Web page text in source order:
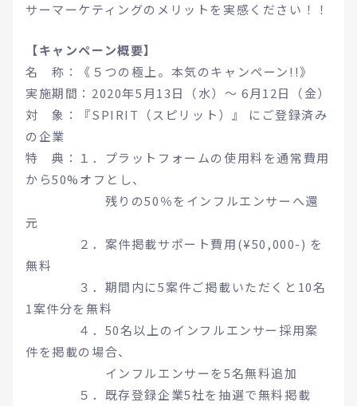
サーマーケティングのメリットを実感ください！！
【キャンペーン概要】
名 称：《５つの極上。本気のキャンペーン!!》
実施期間：2020年5月13日（水）〜 6月12日（金）
対 象：『SPIRIT（スピリット）』 にご登録済み
の企業
特 典：１．プラットフォームの使用料を通常費用
から50%オフとし、
残りの50％をインフルエンサーへ還
元
２．案件掲載サポート費用(¥50,000-) を
無料
３．期間内に5案件ご掲載いただくと10名
1案件分を無料
４．50名以上のインフルエンサー採用案
件を掲載の場合、
インフルエンサーを5名無料追加
５．既存登録企業5社を抽選で無料掲載